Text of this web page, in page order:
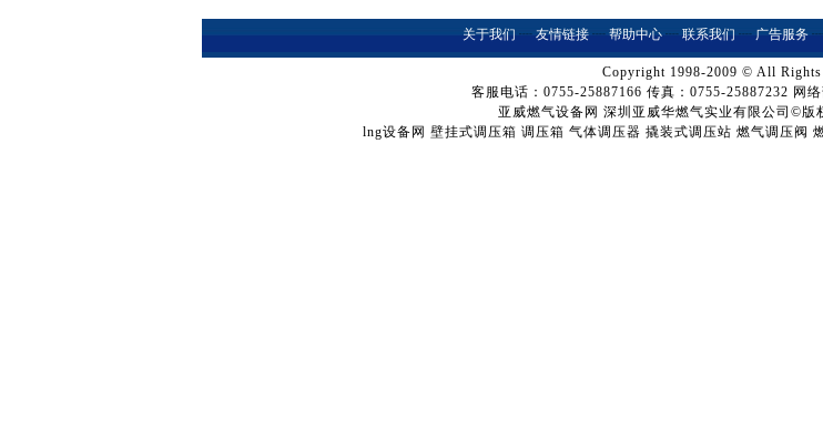
关于我们 ┈ 友情链接 ┈ 帮助中心 ┈ 联系我们 ┈ 广告服务
Copyright 1998-2009 © All Rights
客服电话：0755-25887166 传真：0755-25887232 网
亚威燃气设备网 深圳亚威华燃气实业有限公司©版
lng设备网 壁挂式调压箱 调压箱 气体调压器 撬装式调压站 燃气调压阀